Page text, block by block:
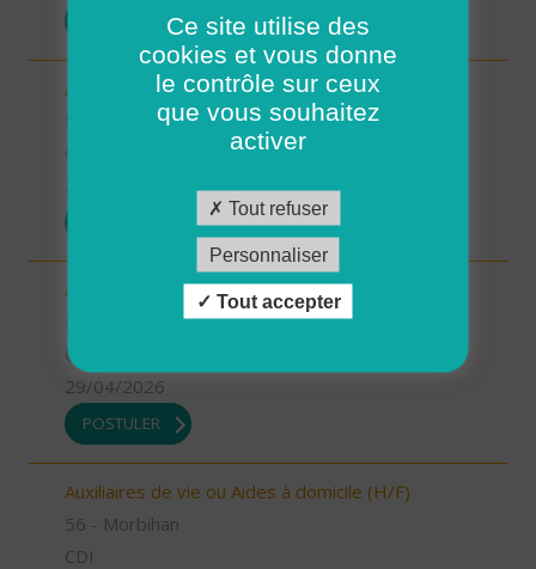
Aides à domicile pour renfort été (H/F)
56 - Morbihan
Aides à domicile emploi saisonnier (H/F)
CDD
29/04/2026
POSTULER
Auxiliaires de vie ou Aides à domicile (H/F)
56 - Morbihan
CDI
Ce site utilise des
cookies et vous donne
le contrôle sur ceux
que vous souhaitez
activer
Tout refuser
Personnaliser
Tout accepter